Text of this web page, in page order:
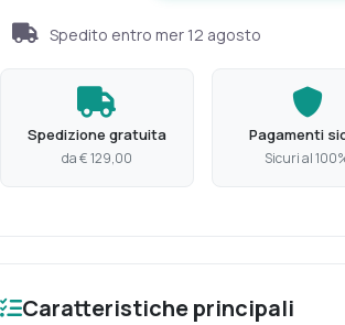
Spedito entro mer 12 agosto
Spedizione gratuita
da € 129,00
Pagamenti
Sicuri al
Caratteristiche principali